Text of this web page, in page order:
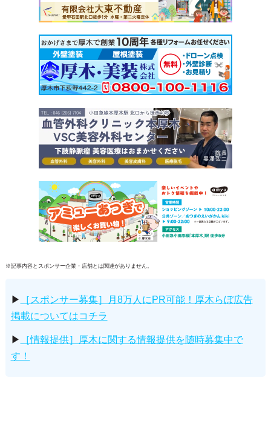
※記事内容とスポンサー企業・店舗とは関連がありません。
▶
［スポンサー募集］月8万人にPR可能！厚木らぼ広告
掲載についてはコチラ
▶
［情報提供］厚木に関する情報提供を随時募集中で
す！